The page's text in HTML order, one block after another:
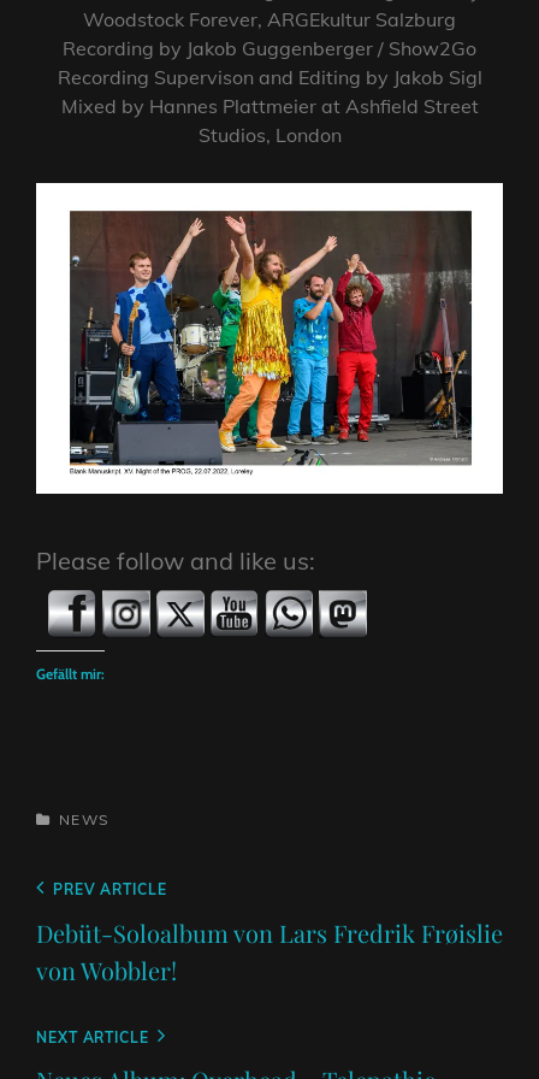
Woodstock Forever, ARGEkultur Salzburg
Recording by Jakob Guggenberger / Show2Go
Recording Supervison and Editing by Jakob Sigl
Mixed by Hannes Plattmeier at Ashfield Street
Studios, London
Please follow and like us:
Gefällt mir:
CATEGORIES
NEWS
Beitragsnavigation
Previous
Post
PREV ARTICLE
Debüt-Soloalbum von Lars Fredrik Frøislie
von Wobbler!
Next
NEXT ARTICLE